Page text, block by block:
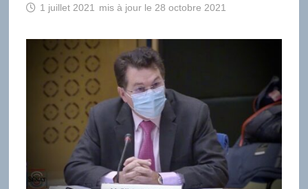
1 juillet 2021 28 octobre 2021